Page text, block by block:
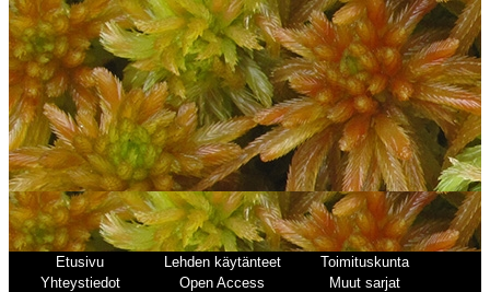
Etusivu Lehden käytänteet
Toimituskunta
Yhteystiedot
Open Access Muut sarjat